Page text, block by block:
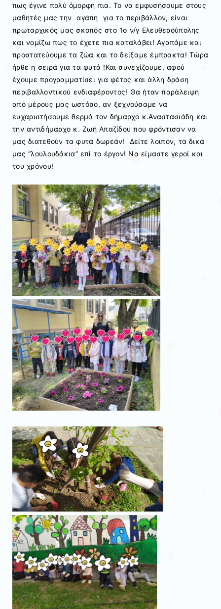
πως έγινε πολύ όμορφη πια. Το να εμφυσήσουμε στους
μαθητές μας την αγάπη για το περιβάλλον, είναι
πρωταρχικός μας σκοπός στο 1ο ν/γ Ελευθερούπολης
και νομίζω πως το έχετε πια καταλάβει! Αγαπάμε και
προστατεύουμε τα ζώα και το δείξαμε έμπρακτα! Τώρα
ήρθε η σειρά για τα φυτά !Και συνεχίζουμε, αφού
έχουμε προγραμματίσει για φέτος και άλλη δράση
περιβαλλοντικού ενδιαφέροντος! Θα ήταν παράλειψη
από μέρους μας ωστόσο, αν ξεχνούσαμε να
ευχαριστήσουμε θερμά τον δήμαρχο κ.Αναστασιάδη και
την αντιδήμαρχο κ. Ζωή Απαζίδου που φρόντισαν να
μας διατεθούν τα φυτά δωρεάν! Δείτε λοιπόν, τα δικά
μας “λουλουδάκια” επί το έργον! Να είμαστε γεροί και
του χρόνου!